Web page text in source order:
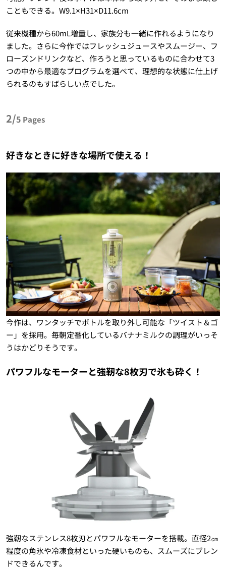
こともできる。W9.1×H31×D11.6cm
従来機種から60mL増量し、家族分も一緒に作れるようになり
ました。さらに今作ではフレッシュジュースやスムージー、フ
ローズンドリンクなど、作ろうと思っているものに合わせて3
つの中から最適なプログラムを選べて、理想的な状態に仕上げ
られるのもすばらしい点でした。
2/5 Pages
好きなときに好きな場所で使える！
今作は、ワンタッチでボトルを取り外し可能な「ツイスト＆ゴ
ー」を採用。毎朝定番化しているバナナミルクの調理がいっそ
うはかどりそうです。
パワフルなモーターと強靭な8枚刃で氷も砕く！
強靭なステンレス8枚刃とパワフルなモーターを搭載。直径2㎝
程度の角氷や冷凍食材といった硬いものも、スムーズにブレン
ドできるんです。